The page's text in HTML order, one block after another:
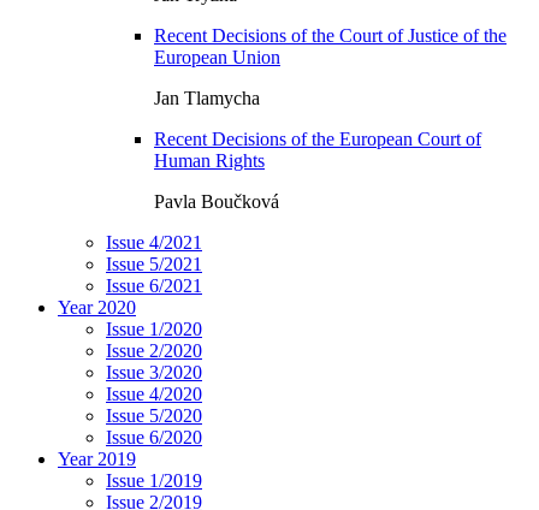
Recent Decisions of the Court of Justice of the
European Union
Jan Tlamycha
Recent Decisions of the European Court of
Human Rights
Pavla Boučková
Issue 4/2021
Issue 5/2021
Issue 6/2021
Year 2020
Issue 1/2020
Issue 2/2020
Issue 3/2020
Issue 4/2020
Issue 5/2020
Issue 6/2020
Year 2019
Issue 1/2019
Issue 2/2019